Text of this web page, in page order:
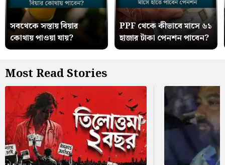
সবথেকে সস্তায় বিয়ার
কোথায় পাওয়া যায়?
PPF থেকে কীভাবে মাসে ৬১
হাজার টাকা পেনশন পাবেন?
Most Read Stories